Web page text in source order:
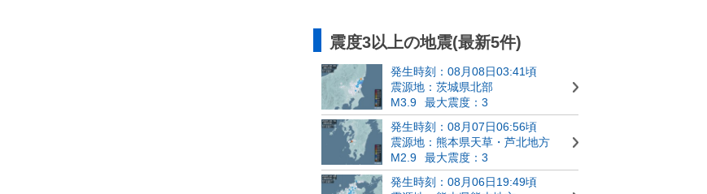
震度3以上の地震(最新5件)
発生時刻：08月08日03:41頃
震源地：茨城県北部
M3.9
最大震度：3
発生時刻：08月07日06:56頃
震源地：熊本県天草・芦北地方
M2.9
最大震度：3
発生時刻：08月06日19:49頃